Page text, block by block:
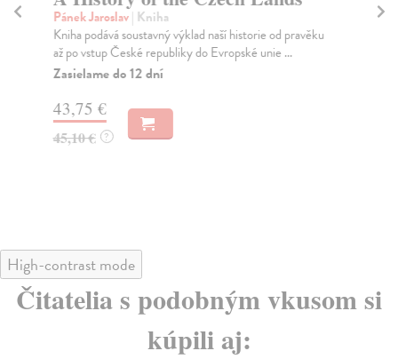
Pánek Jaroslav| Kniha
Kniha podává soustavný výklad naší historie od pravěku
až po vstup České republiky do Evropské unie ...
Zasielame do 12 dní
43,75 €
45,10 € ?
High-contrast mode
Čitatelia s podobným vkusom si
kúpili aj: